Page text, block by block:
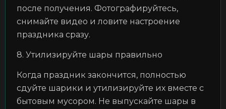
после получения. Фотографируйтесь,
снимайте видео и ловите настроение
праздника сразу.
8. Утилизируйте шары правильно
Когда праздник закончится, полностью
сдуйте шарики и утилизируйте их вместе с
бытовым мусором. Не выпускайте шары в